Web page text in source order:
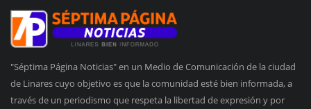
"Séptima Página Noticias" en un Medio de Comunicación de la ciudad
de Linares cuyo objetivo es que la comunidad esté bien informada, a
través de un periodismo que respeta la libertad de expresión y por